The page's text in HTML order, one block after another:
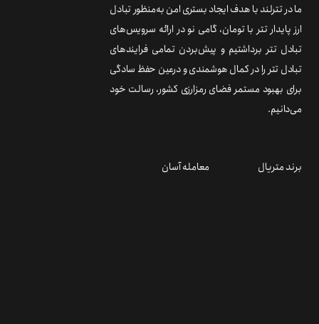
ما در تترلند با هدف ایجاد بستری امن به‌منظور تبادل
ارز پایدار تتر با تومان، گامی نو در ارائه سرویس‌های
تبادل تتر برداشتیم و پیش‌بردن تمامی فرایندهای
تبادل تتر را در کمال هوشمندی و درعین حفظ سادگی
برای بهبود مستمر فضای رمزارزی کشور، رسالت خود
می‌دانیم.
برند متریال معامله آسان